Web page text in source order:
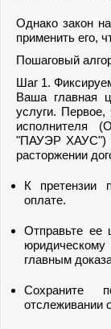
Однако закон
применить его,
Пошаговый
Шаг 1.
Ваша главная
услуги.
"ПАУЭР ХАУС")
расторжении
К претензии
оплате.
Отправьте ее
главным
Сохраните
отслеживании